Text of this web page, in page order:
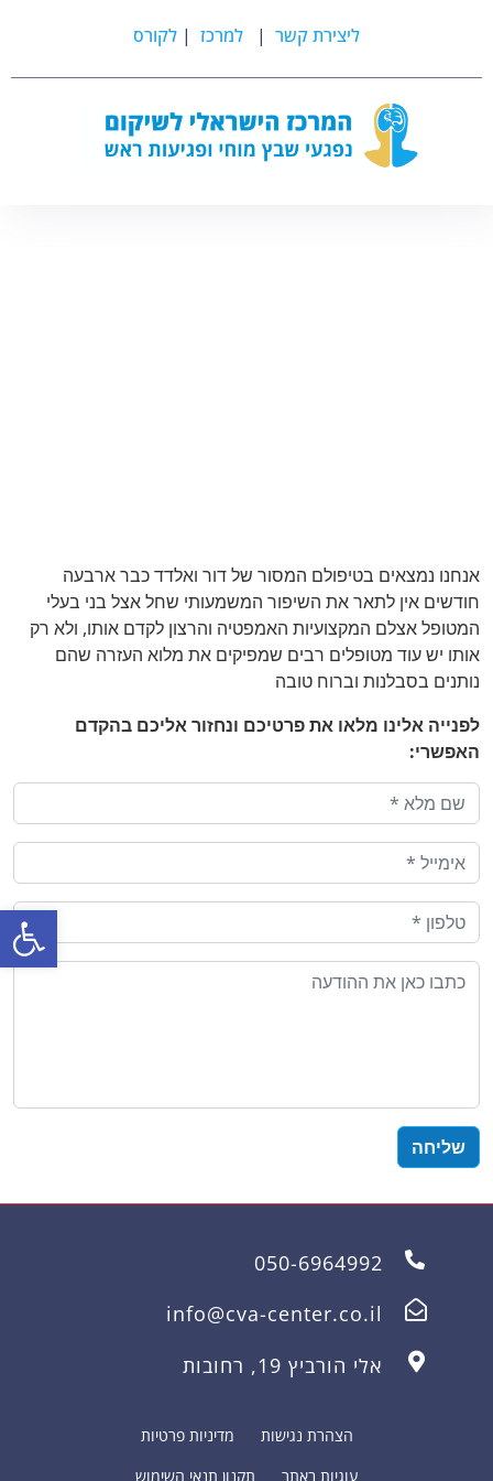
ליצירת קשר | למרכז | לקורס
אנחנו נמצאים בטיפולם המסור של דור ואלדד כבר ארבעה
חודשים אין לתאר את השיפור המשמעותי שחל אצל בני בעלי
המטופל אצלם המקצועיות האמפטיה והרצון לקדם אותו, ולא רק
אותו יש עוד מטופלים רבים שמפיקים את מלוא העזרה שהם
נותנים בסבלנות וברוח טובה
לפנייה אלינו מלאו את פרטיכם ונחזור אליכם בהקדם
האפשרי:
050-6964992
info@cva-center.co.il
אלי הורביץ 19, רחובות
הצהרת נגישות
מדיניות פרטיות
עוגיות באתר
תקנון תנאי השימוש